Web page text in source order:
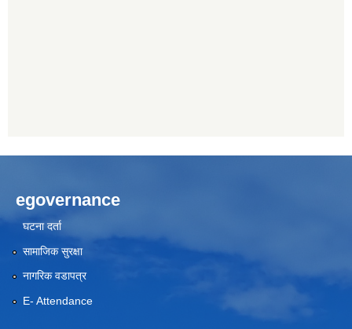
egovernance
घटना दर्ता
सामाजिक सुरक्षा
नागरिक वडापत्र
E- Attendance